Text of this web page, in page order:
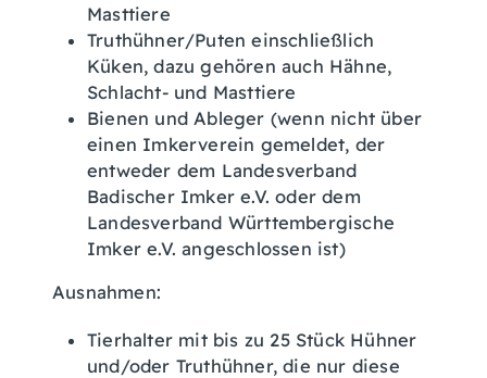
Masttiere
Truthühner/Puteneinschließlich
Küken, dazu gehören auch Hähne,
Schlacht- und Masttiere
Bienen und Ableger (wenn nicht über
einen Imkerverein gemeldet, der
entweder dem Landesverband
Badischer Imker e.V. oder dem
Landesverband Württembergische
Imker e.V. angeschlossen ist)
Ausnahmen:
Tierhalter mit bis zu 25 Stück Hühner
und/oder Truthühner, die nur diese